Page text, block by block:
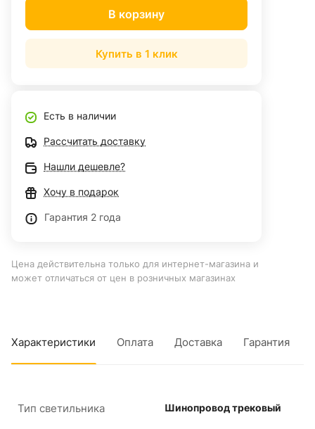
В корзину
Купить в 1 клик
Есть в наличии
Рассчитать доставку
Нашли дешевле?
Хочу в подарок
Гарантия 2 года
Цена действительна только для интернет-магазина и
может отличаться от цен в розничных магазинах
Характеристики Оплата Доставка Гарантия
Тип светильника Шинопровод трековый